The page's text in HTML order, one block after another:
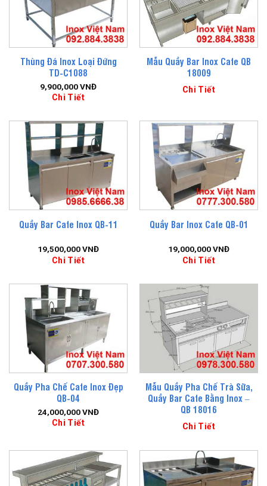
Thùng Đá Inox Loại Đứng
TD-C1088
9,900,000VNĐ
Chi Tiết
Mẫu Quầy Bar Inox Cafe QB
18009
Chi Tiết
Quầy Bar Cafe Inox QB-11
19,500,000VNĐ
Chi Tiết
Quầy Bar Inox Cafe QB-01
19,000,000VNĐ
Chi Tiết
Quầy Pha Chế Cafe Inox Đẹp
QB-04
24,000,000VNĐ
Chi Tiết
Mẫu Quầy Pha Chế Trà Sữa,
Quầy Bar Cafe Bằng Inox –
QB 18016
Chi Tiết